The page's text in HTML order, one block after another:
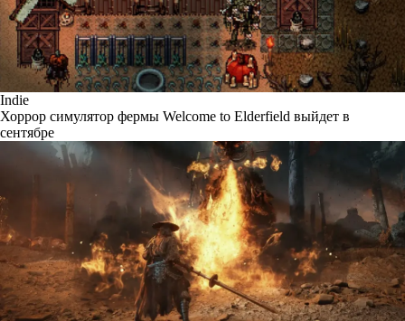
Indie
Хоррор симулятор фермы Welcome to Elderfield выйдет в
сентябре